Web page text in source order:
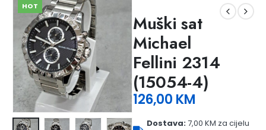
HOT
Muški sat
Michael
Fellini 2314
(15054-4)
126,00 KM
Dostava:7,00 KM za cijelu